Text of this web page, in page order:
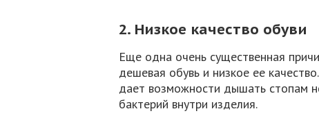
2. Низкое качество обуви
Еще одна очень существенная
дешевая обувь и низкое ее
дает возможности дышать стопам
бактерий внутри изделия.